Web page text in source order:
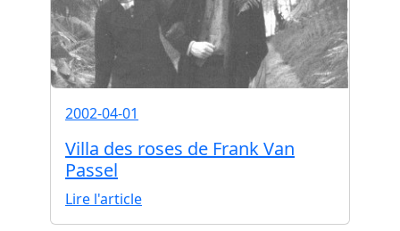
2002-04-01
Villa des roses de Frank Van
Passel
Lire l'article